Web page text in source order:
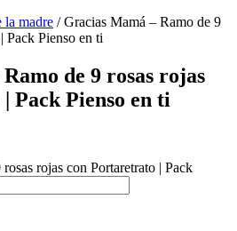
la madre / Gracias Mamá – Ramo de 9
Pack Pienso en ti
de 9 rosas rojas
Pack Pienso en ti
rojas con Portaretrato | Pack